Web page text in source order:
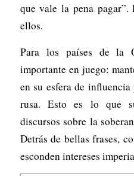
que vale la pena
ellos.
Para los países de la
importante en juego:
en su esfera de
rusa. Esto es lo que
discursos sobre la
Detrás de bellas frases,
esconden intereses